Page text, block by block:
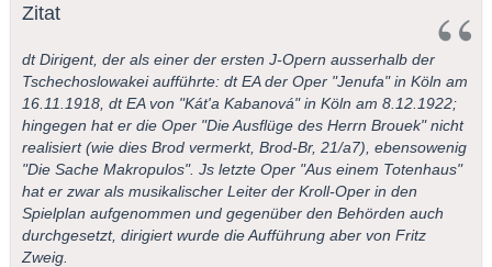
Zitat
dt Dirigent, der als einer der ersten J-Opern ausserhalb der
Tschechoslowakei aufführte: dt EA der Oper "Jenufa" in Köln am
16.11.1918, dt EA von "Kát'a Kabanová" in Köln am 8.12.1922;
hingegen hat er die Oper "Die Ausflüge des Herrn Brouek" nicht
realisiert (wie dies Brod vermerkt, Brod-Br, 21/a7), ebensowenig
"Die Sache Makropulos". Js letzte Oper "Aus einem Totenhaus"
hat er zwar als musikalischer Leiter der Kroll-Oper in den
Spielplan aufgenommen und gegenüber den Behörden auch
durchgesetzt, dirigiert wurde die Aufführung aber von Fritz
Zweig.